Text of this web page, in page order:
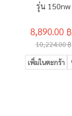
รุ่น 150nw
8,890.00 ฿
10,224.00 ฿
เพิ่มในตะกร้า